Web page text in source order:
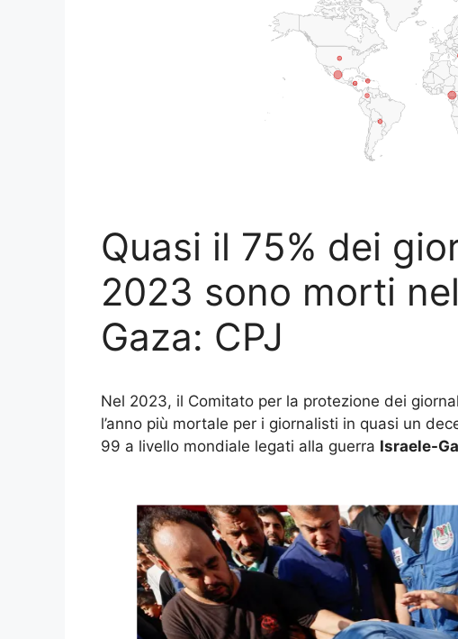
Quasi il 75% dei
2023 sono morti
Gaza: CPJ
Nel 2023, il Comitato per la protezione dei
l’anno più mortale per i giornalisti in quasi un
99 a livello mondiale legati alla guerra Israele-